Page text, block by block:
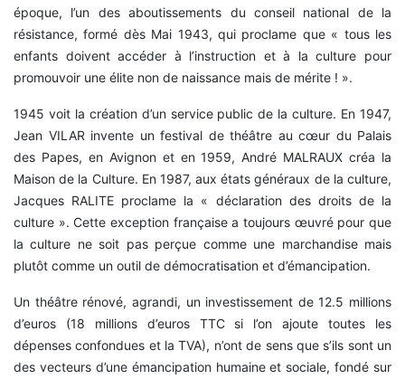
époque, l’un des aboutissements du conseil national de la
résistance, formé dès Mai 1943, qui proclame que « tous les
enfants doivent accéder à l’instruction et à la culture pour
promouvoir une élite non de naissance mais de mérite ! ».
1945 voit la création d’un service public de la culture. En 1947,
Jean VILAR invente un festival de théâtre au cœur du Palais
des Papes, en Avignon et en 1959, André MALRAUX créa la
Maison de la Culture. En 1987, aux états généraux de la culture,
Jacques RALITE proclame la « déclaration des droits de la
culture ». Cette exception française a toujours œuvré pour que
la culture ne soit pas perçue comme une marchandise mais
plutôt comme un outil de démocratisation et d’émancipation.
Un théâtre rénové, agrandi, un investissement de 12.5 millions
d’euros (18 millions d’euros TTC si l’on ajoute toutes les
dépenses confondues et la TVA), n’ont de sens que s’ils sont un
des vecteurs d’une émancipation humaine et sociale, fondé sur